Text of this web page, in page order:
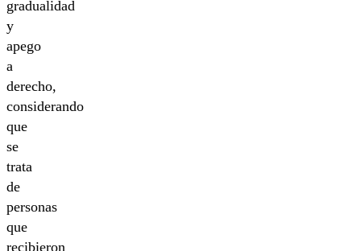
gradualidad
y
apego
a
derecho,
considerando
que
se
trata
de
personas
que
recibieron